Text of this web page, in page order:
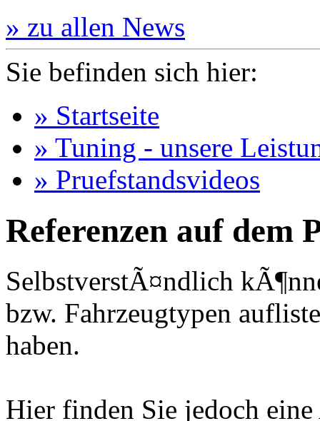
» zu allen News
Sie befinden sich hier:
» Startseite
» Tuning - unsere
» Pruefstandsvideos
Referenzen auf dem
SelbstverstÃ¤ndlich
bzw. Fahrzeugtypen
haben.
Hier finden Sie jedoch